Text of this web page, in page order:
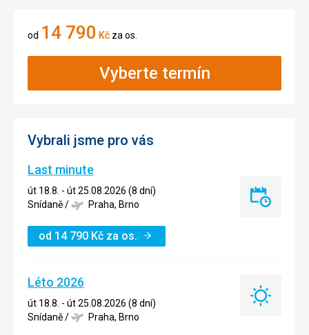
od 14 790 Kč za os.
Vyberte termín
Vybrali jsme pro vás
Last minute
út 18.8. - út 25.08.2026 (8 dní)
Snídaně/ Praha, Brno
od 14 790 Kč za os.
Last
Léto 2026
út 18.8. - út 25.08.2026 (8 dní)
Snídaně/ Praha, Brno
Léto